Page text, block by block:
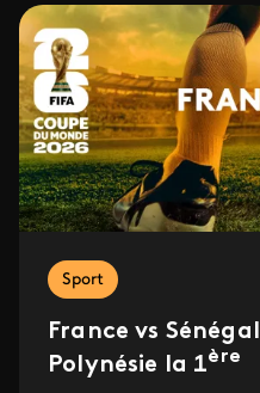
Sport
France vs
Polynésie la 1ère